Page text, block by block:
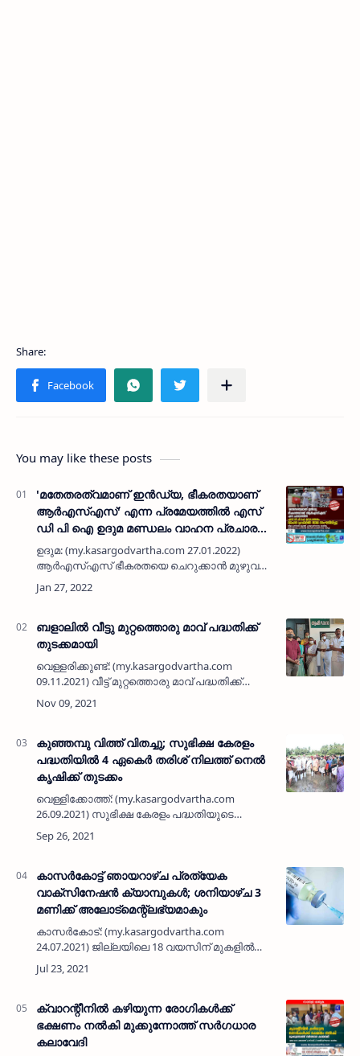
You may like these posts
'മതേതരത്വമാണ് ഇന്‍ഡ്യ, ഭീകരതയാണ്
ആര്‍എസ്എസ്' എന്ന പ്രമേയത്തില്‍ എസ്
ഡി പി ഐ ഉദുമ മണ്ഡലം വാഹന പ്രചാരണ
ജാഥ സംഘടിപ്പിച്ചു
ഉദുമ: (my.kasargodvartha.com 27.01.2022)
ആര്‍എസ്എസ് ഭീകരതയെ ചെറുക്കാന്‍ മുഴുവന്‍
ജനങ്ങളും ഒരുമിച്ച് മുന്നിട്ടിറങ്ങണമെന്ന് എസ് ഡി
പി ഐ ജില്ലാ പ്രസിഡന്റ് മുഹമ്മദ്‌ പാക്യര.
ബളാലിൽ വീട്ടു മുറ്റത്തൊരു മാവ് പദ്ധതിക്ക്
തുടക്കമായി
വെള്ളരിക്കുണ്ട്: (my.kasargodvartha.com
09.11.2021) വീട്ട് മുറ്റത്തൊരു മാവ് പദ്ധതിക്ക്
ബളാൽ പഞ്ചായത്തിൽ തുടക്കമായി.
പഞ്ചായത്തിലെ 1500 ഓളം വരുന്ന
കുഞ്ഞമ്പു വിത്ത് വിതച്ചു; സുഭിക്ഷ കേരളം
പദ്ധതിയിൽ 4 ഏകെർ തരിശ് നിലത്ത് നെൽ
കൃഷിക്ക് തുടക്കം
വെള്ളിക്കോത്ത്: (my.kasargodvartha.com
26.09.2021) സുഭിക്ഷ കേരളം പദ്ധതിയുടെ
ഭാഗമായി അതിയാമ്പൂർ അത്തിക്കണ്ടത്തെ
നാലേകെർ തരിശ് നിലത്ത് നെൽ കൃഷിക്ക്
കാസർകോട്ട് ഞായറാഴ്ച പ്രത്യേക
വാക്സിനേഷൻ ക്യാമ്പുകൾ; ശനിയാഴ്ച 3
മണിക്ക് അലോട്മെന്റ്ലഭ്യമാകും
കാസർകോട്: (my.kasargodvartha.com
24.07.2021) ജില്ലയിലെ 18 വയസിന് മുകളിൽ
പ്രായമുള്ളവർക്ക് കോവിഡ് വാക്സിനേഷന്റെ
ആദ്യ ഡോസും രണ്ടാം ഡോസും
സർകാർ ആരോഗ്യ…
ക്വാറന്റീനിൽ കഴിയുന്ന രോഗികൾക്ക്
ഭക്ഷണം നൽകി മുക്കുന്നോത്ത് സർഗധാര
കലാവേദി